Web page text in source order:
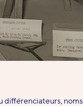
différenciateurs, noms